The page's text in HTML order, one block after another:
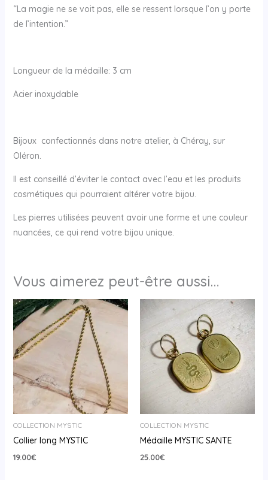
“La magie ne se voit pas, elle se ressent lorsque l’on y porte
de l’intention.”
Longueur de la médaille: 3 cm
Acier inoxydable
Bijoux confectionnés dans notre atelier, à Chéray, sur
Oléron.
Il est conseillé d’éviter le contact avec l’eau et les produits
cosmétiques qui pourraient altérer votre bijou.
Les pierres utilisées peuvent avoir une forme et une couleur
nuancées, ce qui rend votre bijou unique.
Vous aimerez peut-être aussi…
COLLECTION MYSTIC
Collier long MYSTIC
19.00€
COLLECTION MYSTIC
Médaille MYSTIC SANTE
25.00€